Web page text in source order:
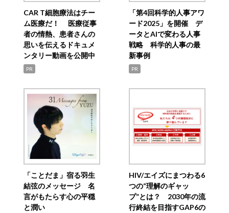
CAR T細胞療法はチー
ム医療だ！ 医療従事
者の情熱、患者さんの
思いを伝えるドキュメ
ンタリー動画を公開中
PR
「第4回科学的人事アワ
ード2025」を開催 デ
ータとAIで変わる人事
戦略 科学的人事の最
新事例
PR
「ことだま」宿る羽生
結弦のメッセージ 名
言がもたらす心の平穏
と潤い
HIV/エイズにまつわる6
つの“理解のギャッ
プ”とは？ 2030年の流
行終結を目指すGAP6の